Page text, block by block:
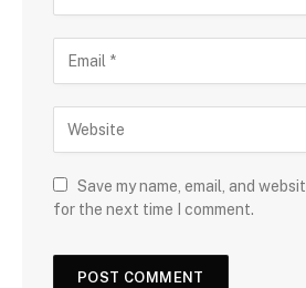
Save my name, email, and
for the next time I comment.